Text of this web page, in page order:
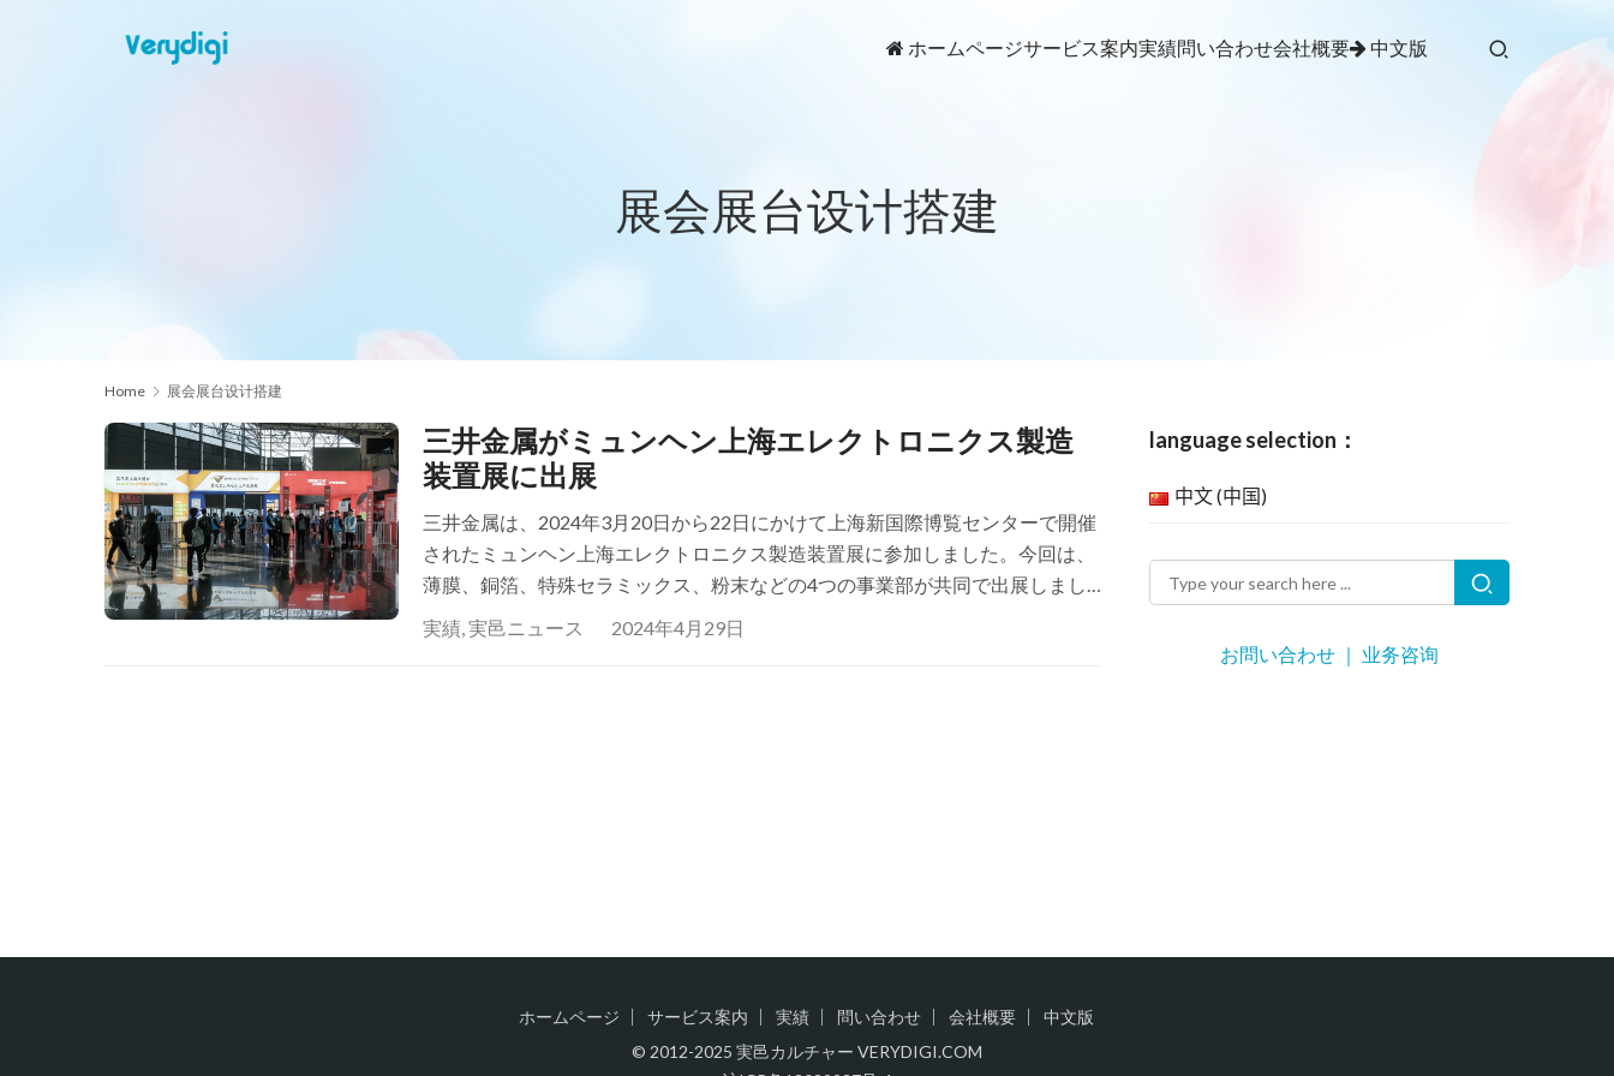
ホームページサービス案内実績問い合わせ会社概要 中文版
展会展台设计搭建
Home 展会展台设计搭建
三井金属がミュンヘン上海エレクトロニクス製造
装置展に出展
三井金属は、2024年3月20日から22日にかけて上海新国際博覧センターで開催
されたミュンヘン上海エレクトロニクス製造装置展に参加しました。今回は、
薄膜、銅箔、特殊セラミックス、粉末などの4つの事業部が共同で出展しまし
た。 この展示会は、総面積75,000平方メートルの規模で、世界中から900社以
実績,実邑ニュース 2024年4月29日
language selection：
中文 (中国)
お問い合わせ ｜ 业务咨询
ホームページ サービス案内 実績 問い合わせ 会社概要
中文版
© 2012-2025 実邑カルチャー VERYDIGI.COM